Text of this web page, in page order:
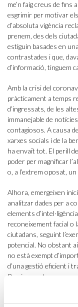
me’n faig creus de fins
esgrimir per motivar
d’absoluta vigència
prenem, des dels
estiguin basades en
contrastades i que,
d’informació, tinguem
Amb la crisi del
pràcticament a temps
d’ingressats, de les
immanejable de
contagiosos. A causa
xarxes socials i de la
ha envaït tot. El perill
poder per magnificar
o, a l’extrem oposat,
Alhora, emergeixen
analitzar dades per a
elements
reconeixement facial o
ciutadans, seguint
potencial. No obstant
no està exempt
d’una gestió eficient i
Precisament en un
l’objectivitat són